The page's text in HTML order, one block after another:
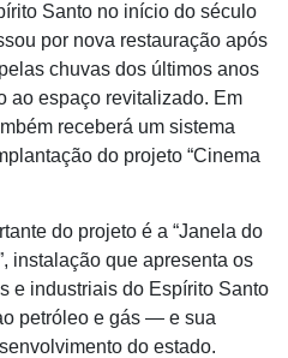
Santo no início do século
por nova restauração após
chuvas dos últimos anos
ao espaço revitalizado. Em
receberá um sistema
do projeto “Cinema
do projeto é a “Janela do
instalação que apresenta os
e industriais do Espírito Santo
petróleo e gás — e sua
do estado.